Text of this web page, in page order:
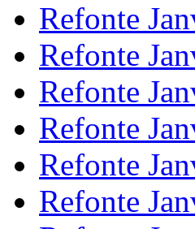
Refonte
Refonte
Refonte
Refonte
Refonte
Refonte